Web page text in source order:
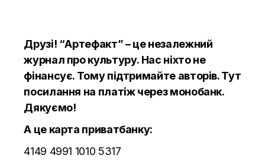
Друзі! “Артефакт” – це незалежний
журнал про культуру. Нас ніхто не
фінансує. Тому підтримайте авторів.Тут
посилання на платіж через монобанк.
Дякуємо!
А це карта приватбанку:
4149 4991 1010 5317